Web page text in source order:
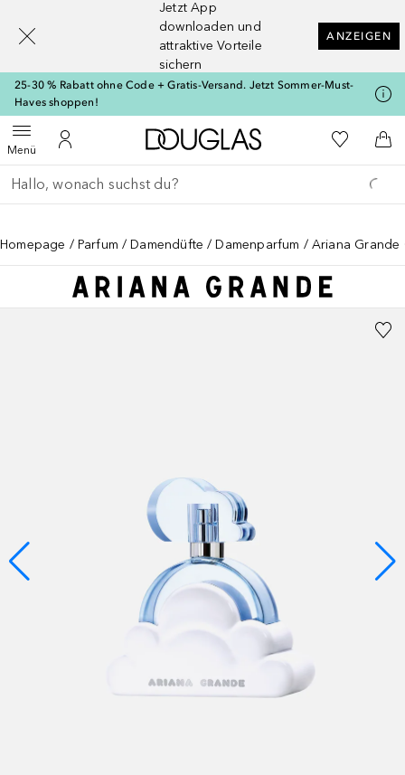
Jetzt App
downloaden und
attraktive Vorteile
sichern
ANZEIGEN
25-30 % Rabatt ohne Code + Gratis-Versand. Jetzt Sommer-Must-
Haves shoppen!
MenüMenü öffnenZu Meinem Kundenkonto
Zur Douglas Startseite
Zu Meiner
Gehe zurück
Suche ausführen
Homepage Parfum Damendüfte Damenparfum Ariana Grande
[navigation.slideout.screenreader]